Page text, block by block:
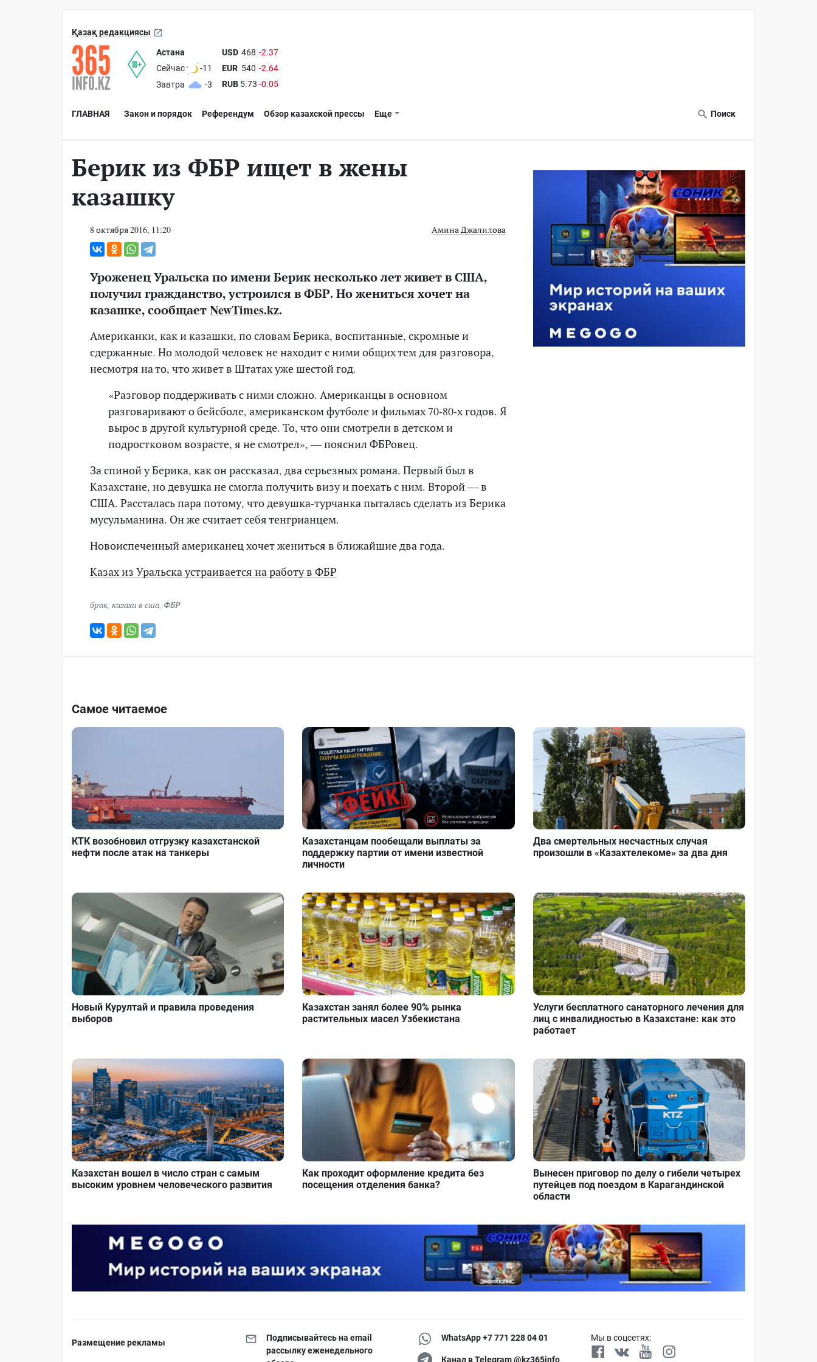
Қазақ редакциясы
Астана
Сейчас
-11
Завтра
-3
USD 468 -2.37
EUR 540 -2.64
RUB 5.73 -0.05
ГЛАВНАЯ Закон и порядок Референдум Обзор казахской прессы Еще Поиск
Берик из ФБР ищет в жены
казашку
8 октября 2016, 11:20 Амина Джалилова
Уроженец Уральска по имени Берик несколько лет живет в США,
получил гражданство, устроился в ФБР. Но жениться хочет на
казашке, сообщаетNewTimes.kz.
Американки, как и казашки, по словам Берика, воспитанные, скромные и
сдержанные. Но молодой человек не находит с ними общих тем для разговора,
несмотря на то, что живет в Штатах уже шестой год.
«Разговор поддерживать с ними сложно. Американцы в основном
разговаривают о бейсболе, американском футболе и фильмах 70-80-х годов. Я
вырос в другой культурной среде. То, что они смотрели в детском и
подростковом возрасте, я не смотрел», — пояснил ФБРовец.
За спиной у Берика, как он рассказал, два серьезных романа. Первый был в
Казахстане, но девушка не смогла получить визу и поехать с ним. Второй — в
США. Рассталась пара потому, что девушка-турчанка пыталась сделать из Берика
мусульманина. Он же считает себя тенгрианцем.
Новоиспеченный американец хочет жениться в ближайшие два года.
Казах из Уральска устраивается на работу в ФБР
брак казахи в сша ФБР
Самое читаемое
КТК возобновил отгрузку казахстанской
нефти после атак на танкеры
Казахстанцам пообещали выплаты за
поддержку партии от имени известной
личности
Два смертельных несчастных случая
произошли в «Казахтелекоме» за два дня
Новый Курултай и правила проведения
выборов
Казахстан занял более 90% рынка
растительных масел Узбекистана
Услуги бесплатного санаторного лечения для
лиц с инвалидностью в Казахстане: как это
работает
Казахстан вошел в число стран с самым
высоким уровнем человеческого развития
Как проходит оформление кредита без
посещения отделения банка?
Вынесен приговор по делу о гибели четырех
путейцев под поездом в Карагандинской
области
Размещение рекламы
Подписывайтесь на email
рассылку еженедельного
WhatsApp +7 771 228 04 01
Канал в Telegram @kz365info
Мы в соцсетях: